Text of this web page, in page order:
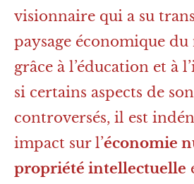
visionnaire qui a su
paysage économique
grâce à l’éducation et à
si certains aspects de
controversés, il est
impact sur l’économie
propriété intellectuelle